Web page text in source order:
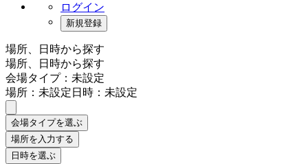
ログイン
新規登録
場所、日時から探す
場所、日時から探す
会場タイプ：未設定
場所：未設定日時：未設定
会場タイプを選ぶ
場所を入力する
日時を選ぶ